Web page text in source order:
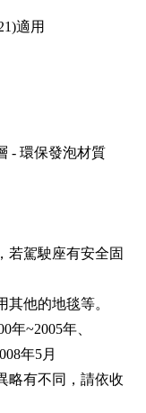
適用
- 環保發泡材質
若駕駛座有安全固
他的地毯等。
年~2005年、
年5月
略有不同，請依收